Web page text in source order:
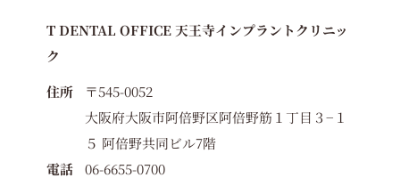
T DENTAL OFFICE 天王寺インプラントクリニッ
ク
住所
〒545-0052
大阪府大阪市阿倍野区阿倍野筋１丁目３−１
５ 阿倍野共同ビル7階
電話
06-6655-0700